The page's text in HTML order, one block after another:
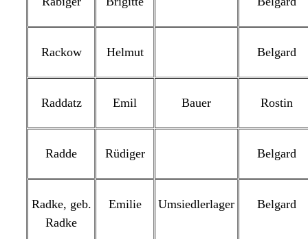
Rackow Helmut Belgard
Raddatz Emil Bauer Rostin
Radde Rüdiger Belgard
Radke, geb.
Radke
Emilie Umsiedlerlager Belgard